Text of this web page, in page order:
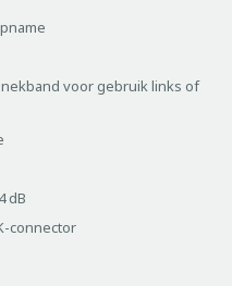
voor gebruik links of
dB
connector